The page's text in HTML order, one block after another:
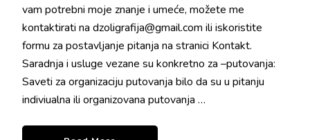
vam potrebni moje znanje i umeće, možete me
kontaktirati na dzoligrafija@gmail.com ili iskoristite
formu za postavljanje pitanja na stranici Kontakt.
Saradnja i usluge vezane su konkretno za –putovanja:
Saveti za organizaciju putovanja bilo da su u pitanju
indiviualna ili organizovana putovanja …